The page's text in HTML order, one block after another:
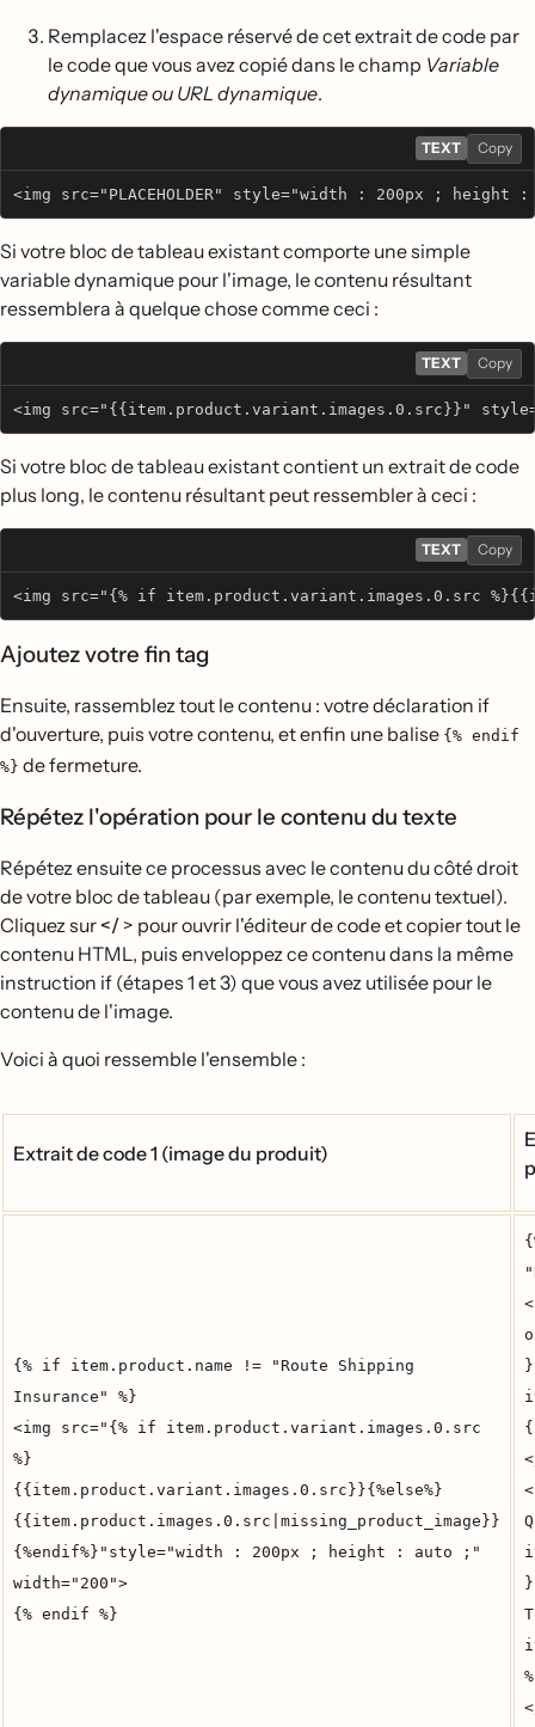
Remplacez l'espace réservé de cet extrait de code par
le code que vous avez copié dans le champ Variable
dynamique ou URL dynamique.
TEXT Copy
<img src="PLACEHOLDER" style="width : 200px ;
Si votre bloc de tableau existant comporte une simple
variable dynamique pour l'image, le contenu résultant
ressemblera à quelque chose comme ceci :
TEXT Copy
<img src="{{item.product.variant.images.0.src}}"
Si votre bloc de tableau existant contient un extrait de code
plus long, le contenu résultant peut ressembler à ceci :
TEXT Copy
<img src="{% if item.product.variant.images.0.src
Ajoutez votre fin tag
Ensuite, rassemblez tout le contenu : votre déclaration if
d'ouverture, puis votre contenu, et enfin une balise {% endif
%} de fermeture.
Répétez l'opération pour le contenu du texte
Répétez ensuite ce processus avec le contenu du côté droit
de votre bloc de tableau (par exemple, le contenu textuel).
Cliquez sur </ > pour ouvrir l'éditeur de code et copier tout le
contenu HTML, puis enveloppez ce contenu dans la même
instruction if (étapes 1 et 3) que vous avez utilisée pour le
contenu de l'image.
Voici à quoi ressemble l'ensemble :
Extrait de code 1 (image du produit)
{% if item.product.name != "Route Shipping
Insurance" %}
<img src="{% if item.product.variant.images.0.src
%}
{{item.product.variant.images.0.src}}{%else%}
{{item.product.images.0.src|missing_product_image}}
{%endif%}"style="width : 200px ; height : auto ;"
width="200">
{% endif %}